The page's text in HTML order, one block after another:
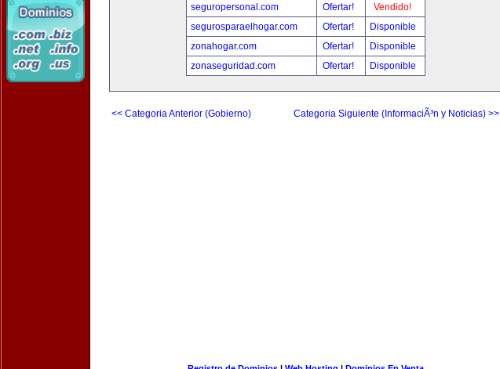
seguropersonal.com
Ofertar!
Vendido!
segurosparaelhogar.com
Ofertar!
Disponible
zonahogar.com
Ofertar!
Disponible
zonaseguridad.com
Ofertar! Disponible
<< Categoria Anterior (Gobierno) Categoria Siguiente (InformaciÃ³n y Noticias) >>